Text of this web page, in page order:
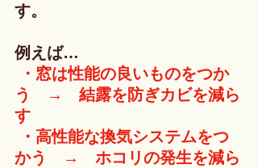
す。
例えば…
・窓は性能の良いものをつか
う　→　結露を防ぎカビを減ら
す
・高性能な換気システムをつ
かう　→　ホコリの発生を減ら